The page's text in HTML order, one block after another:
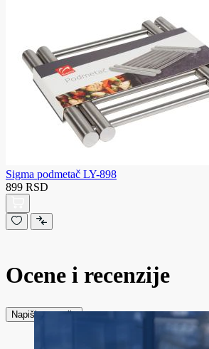
Sigma podmetač LY-898
899 RSD
Ocene i recenzije
Napiši recenziju